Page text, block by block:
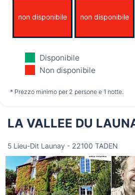
non disponibile non disponibile
Domenica
09/08
non disponibile non disponibile
Mercoledì
non disponibile
Disponibile
Non disponibile
* Prezzo minimo per 2 persone e 1 notte.
LA VALLEE DU
5 Lieu-Dit Launay - 22100 TADEN